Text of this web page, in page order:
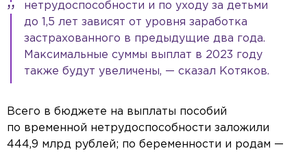
нетрудоспособности и по уходу за детьми
до 1,5 лет зависят от уровня заработка
застрахованного в предыдущие два года.
Максимальные суммы выплат в 2023 году
также будут увеличены, — сказал Котяков.
Всего в бюджете на выплаты пособий
по временной нетрудоспособности заложили
444,9 млрд рублей; по беременности и родам —